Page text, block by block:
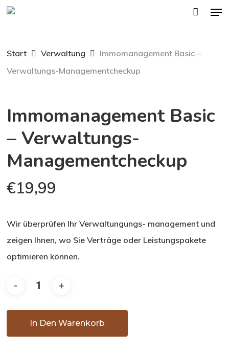
Skip
content
Start Verwaltung
Immomanagement Basic –
Verwaltungs-Managementcheckup
Immomanagement Basic
– Verwaltungs-
Managementcheckup
€19,99
Wir überprüfen Ihr Verwaltungungs- management und
zeigen Ihnen, wo Sie Verträge oder Leistungspakete
optimieren können.
In Den Warenkorb